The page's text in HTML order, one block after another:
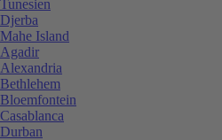
Tunesien
Djerba
Mahe Island
Agadir
Alexandria
Bethlehem
Bloemfontein
Casablanca
Durban